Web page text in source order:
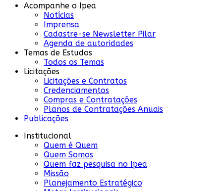
Acompanhe o Ipea
Notícias
Imprensa
Cadastre-se Newsletter Pilar
Agenda de autoridades
Temas de Estudos
Todos os Temas
Licitações
Licitações e Contratos
Credenciamentos
Compras e Contratações
Planos de Contratações Anuais
Publicações
Institucional
Quem é Quem
Quem Somos
Quem faz pesquisa no Ipea
Missão
Planejamento Estratégico